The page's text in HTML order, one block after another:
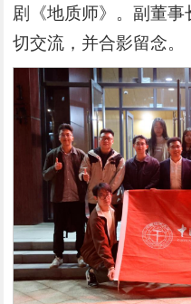
剧《地质师》。副董
切交流，并合影留念。